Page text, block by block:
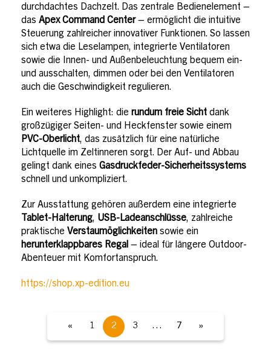
durchdachtes Dachzelt. Das zentrale Bedienelement –
das Apex Command Center– ermöglicht die intuitive
Steuerung zahlreicher innovativer Funktionen. So lassen
sich etwa die Leselampen, integrierte Ventilatoren
sowie die Innen- und Außenbeleuchtung bequem ein-
und ausschalten, dimmen oder bei den Ventilatoren
auch die Geschwindigkeit regulieren.
Ein weiteres Highlight: die rundum freie Sicht dank
großzügiger Seiten- und Heckfenster sowie einem
PVC-Oberlicht, das zusätzlich für eine natürliche
Lichtquelle im Zeltinneren sorgt. Der Auf- und Abbau
gelingt dank eines Gasdruckfeder-Sicherheitssystems
schnell und unkompliziert.
Zur Ausstattung gehören außerdem eine integrierte
Tablet-Halterung, USB-Ladeanschlüsse, zahlreiche
praktische Verstaumöglichkeiten sowie ein
herunterklappbares Regal – ideal für längere Outdoor-
Abenteuer mit Komfortanspruch.
https://shop.xp-edition.eu
« 1 2 3 … 7 »